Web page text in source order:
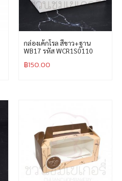
กล่องเค้กโรล สีขาว+ฐาน
WB17 รหัส WCR1S0110
฿150.00